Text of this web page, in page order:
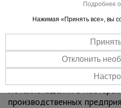
Труба профильная
используется в
каркасов зданий, навесов,
лестниц. В
производства деталей и
Также подходит для
декоративных конструкций
металлоизделий в
производственных
Подробнее
Нажимая «Принять все», вы
Отклонить